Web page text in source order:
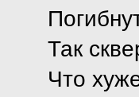
Так
Что